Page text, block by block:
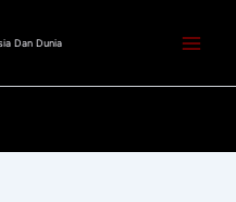
Dan Dunia